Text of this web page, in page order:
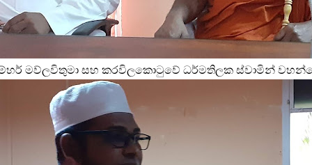
මව්ලවිතුමා සහ කරවිලකොටුවේ ධර්මතිලක ස්වාමින්